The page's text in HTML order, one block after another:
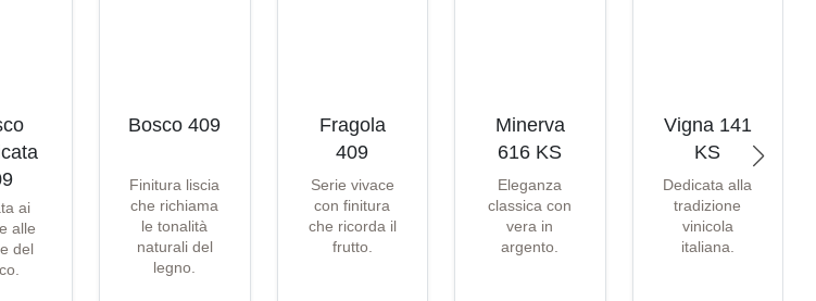
ai
alle
del
Bosco 409
Finitura liscia
che richiama
le tonalità
naturali del
legno.
Fragola
409
Serie vivace
con finitura
che ricorda il
frutto.
Minerva
616 KS
Eleganza
classica con
vera in
argento.
Vigna 141
KS
Dedicata alla
tradizione
vinicola
italiana.